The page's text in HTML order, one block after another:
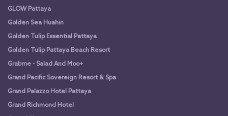
GLOW Pattaya
Golden Sea Huahin
Golden Tulip Essential Pattaya
Golden Tulip Pattaya Beach Resort
Grabme - Salad And Moo+
Grand Pacific Sovereign Resort & Spa
Grand Palazzo Hotel Pattaya
Grand Richmond Hotel